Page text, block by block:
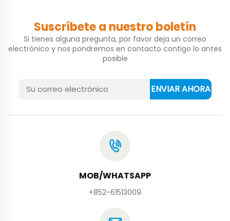
Suscríbete a nuestro boletín
Si tienes alguna pregunta, por favor deja un correo
electrónico y nos pondremos en contacto contigo lo antes
posible
ENVIAR AHORA
MOB/WHATSAPP
+852-61513009